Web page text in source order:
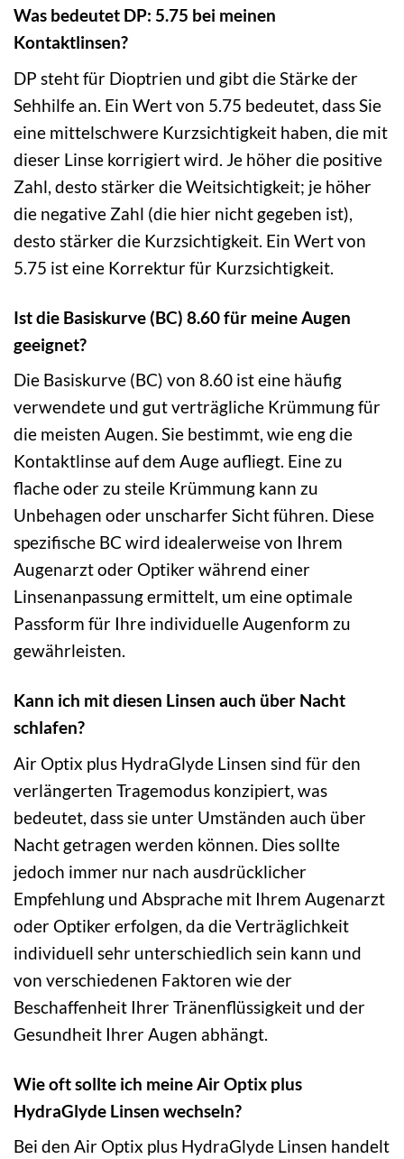
Was bedeutet DP: 5.75 bei meinen
Kontaktlinsen?
DP steht für Dioptrien und gibt die Stärke der
Sehhilfe an. Ein Wert von 5.75 bedeutet, dass Sie
eine mittelschwere Kurzsichtigkeit haben, die mit
dieser Linse korrigiert wird. Je höher die positive
Zahl, desto stärker die Weitsichtigkeit; je höher
die negative Zahl (die hier nicht gegeben ist),
desto stärker die Kurzsichtigkeit. Ein Wert von
5.75 ist eine Korrektur für Kurzsichtigkeit.
Ist die Basiskurve (BC) 8.60 für meine Augen
geeignet?
Die Basiskurve (BC) von 8.60 ist eine häufig
verwendete und gut verträgliche Krümmung für
die meisten Augen. Sie bestimmt, wie eng die
Kontaktlinse auf dem Auge aufliegt. Eine zu
flache oder zu steile Krümmung kann zu
Unbehagen oder unscharfer Sicht führen. Diese
spezifische BC wird idealerweise von Ihrem
Augenarzt oder Optiker während einer
Linsenanpassung ermittelt, um eine optimale
Passform für Ihre individuelle Augenform zu
gewährleisten.
Kann ich mit diesen Linsen auch über Nacht
schlafen?
Air Optix plus HydraGlyde Linsen sind für den
verlängerten Tragemodus konzipiert, was
bedeutet, dass sie unter Umständen auch über
Nacht getragen werden können. Dies sollte
jedoch immer nur nach ausdrücklicher
Empfehlung und Absprache mit Ihrem Augenarzt
oder Optiker erfolgen, da die Verträglichkeit
individuell sehr unterschiedlich sein kann und
von verschiedenen Faktoren wie der
Beschaffenheit Ihrer Tränenflüssigkeit und der
Gesundheit Ihrer Augen abhängt.
Wie oft sollte ich meine Air Optix plus
HydraGlyde Linsen wechseln?
Bei den Air Optix plus HydraGlyde Linsen handelt